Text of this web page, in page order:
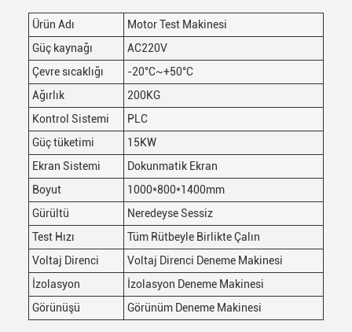
Ürün Adı
Motor Test Makinesi
Güç kaynağı
AC220V
Çevre sıcaklığı
-20°C~+50°C
Ağırlık
200KG
Kontrol Sistemi
PLC
Güç tüketimi
15KW
Ekran Sistemi
Dokunmatik Ekran
Boyut
1000*800*1400mm
Gürültü
Neredeyse Sessiz
Test Hızı
Tüm Rütbeyle Birlikte Çalın
Voltaj Direnci
Voltaj Direnci Deneme Makinesi
İzolasyon
İzolasyon Deneme Makinesi
Görünüşü
Görünüm Deneme Makinesi